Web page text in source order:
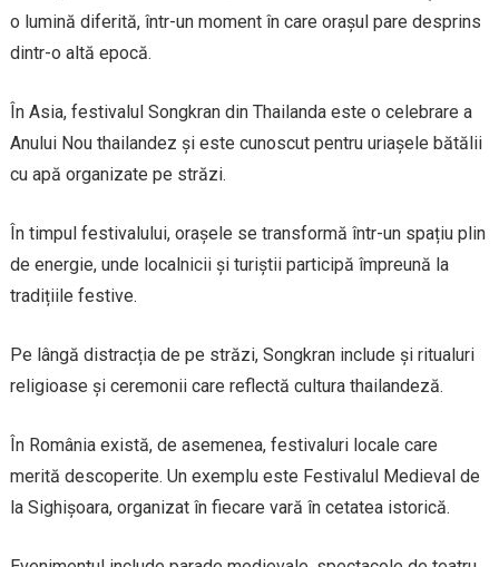
o lumină diferită, într-un moment în care orașul pare desprins
dintr-o altă epocă.
În Asia, festivalul Songkran din Thailanda este o celebrare a
Anului Nou thailandez și este cunoscut pentru uriașele bătălii
cu apă organizate pe străzi.
În timpul festivalului, orașele se transformă într-un spațiu plin
de energie, unde localnicii și turiștii participă împreună la
tradițiile festive.
Pe lângă distracția de pe străzi, Songkran include și ritualuri
religioase și ceremonii care reflectă cultura thailandeză.
În România există, de asemenea, festivaluri locale care
merită descoperite. Un exemplu este Festivalul Medieval de
la Sighișoara, organizat în fiecare vară în cetatea istorică.